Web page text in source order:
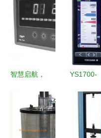
仪 专业辐
射监测的可
靠伙伴
以硬产品打
造检测新标
准
智慧启航，
智能多路巡
检仪在中检
仪表网的创
YS1700-
用与技术解